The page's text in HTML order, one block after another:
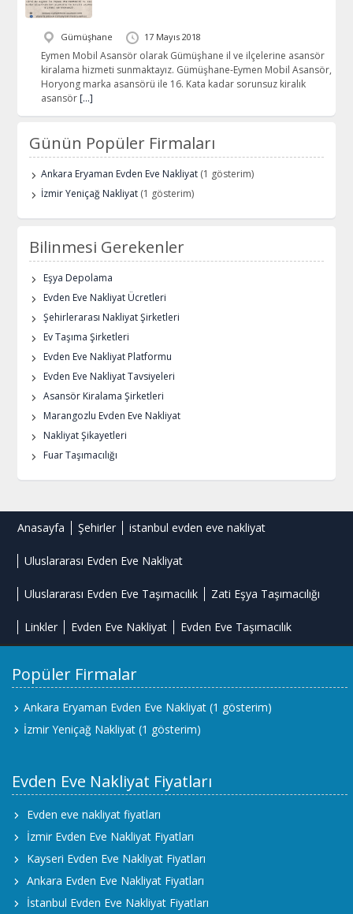
Gümüşhane 17 Mayıs 2018
Eymen Mobil Asansör olarak Gümüşhane il ve ilçelerine asansör
kiralama hizmeti sunmaktayız. Gümüşhane-Eymen Mobil Asansör,
Horyong marka asansörü ile 16. Kata kadar sorunsuz kiralık
asansör […]
Günün Popüler Firmaları
Ankara Eryaman Evden Eve Nakliyat (1 gösterim)
İzmir Yeniçağ Nakliyat (1 gösterim)
Bilinmesi Gerekenler
Eşya Depolama
Evden Eve Nakliyat Ücretleri
Şehirlerarası Nakliyat Şirketleri
Ev Taşıma Şirketleri
Evden Eve Nakliyat Platformu
Evden Eve Nakliyat Tavsiyeleri
Asansör Kiralama Şirketleri
Marangozlu Evden Eve Nakliyat
Nakliyat Şikayetleri
Fuar Taşımacılığı
Anasayfa Şehirler istanbul evden eve nakliyat
Uluslararası Evden Eve Nakliyat
Uluslararası Evden Eve Taşımacılık Zati Eşya Taşımacılığı
Linkler Evden Eve Nakliyat Evden Eve Taşımacılık
Popüler Firmalar
Ankara Eryaman Evden Eve Nakliyat (1 gösterim)
İzmir Yeniçağ Nakliyat (1 gösterim)
Evden Eve Nakliyat Fiyatları
Evden eve nakliyat fiyatları
İzmir Evden Eve Nakliyat Fiyatları
Kayseri Evden Eve Nakliyat Fiyatları
Ankara Evden Eve Nakliyat Fiyatları
İstanbul Evden Eve Nakliyat Fiyatları